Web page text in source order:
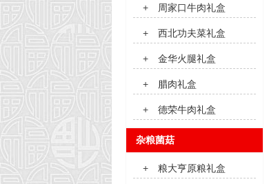
+ 周家口牛肉礼盒
+ 西北功夫菜礼盒
+ 金华火腿礼盒
+ 腊肉礼盒
+ 德荣牛肉礼盒
杂粮菌菇
+ 粮大亨原粮礼盒